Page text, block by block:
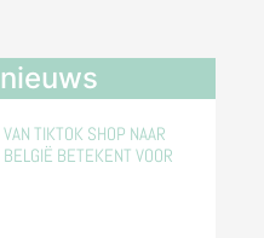
TIKTOK SHOP NAAR
BETEKENT VOOR